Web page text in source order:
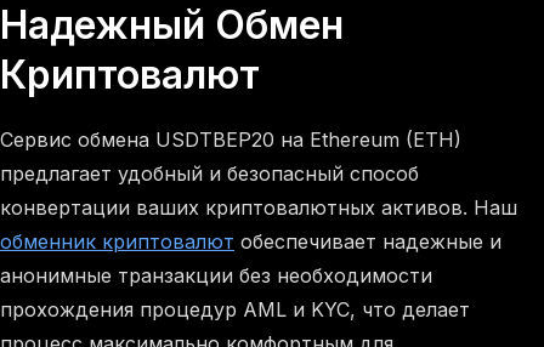
Надежный Обмен
Криптовалют
Сервис обмена USDTBEP20 на Ethereum (ETH)
предлагает удобный и безопасный способ
конвертации ваших криптовалютных активов. Наш
обменник криптовалют обеспечивает надежные и
анонимные транзакции без необходимости
прохождения процедур AML и KYC, что делает